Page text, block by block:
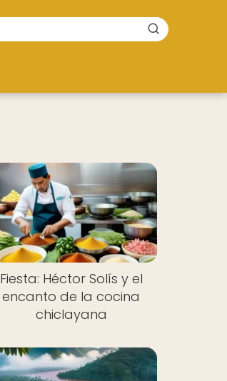
Fiesta: Héctor Solís y el
encanto de la cocina
chiclayana